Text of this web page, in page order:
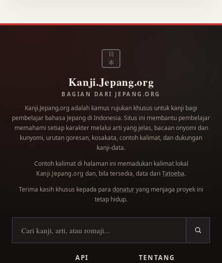
日
本
Kanji.Jepang.org
BAGIAN DARI JEPANG.ORG
Kanji.Jepang.org adalah kamus rujukan khusus untuk kanji bagi
pembelajar bahasa Jepang di Indonesia. Situs ini membantu pembelajar
memahami setiap karakter melalui arti yang jelas, bacaan onyomi dan
kunyomi, urutan goresan, kosakata, contoh kalimat, dan dukungan
kanji-data.
Contoh kalimat di halaman ini memadukan kalimat lokal
Kanji.Jepang.org dan, bila tersedia, data dari Tatoeba.
Terima kasih khusus kepada para donaturyang menjaga proyek ini
tetap hidup.
Cari kanji
API TENTANG